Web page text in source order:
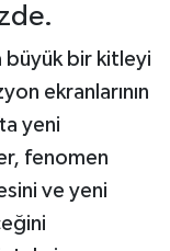
büyük bir kitleyi
ekranlarının
yeni
fenomen
ve yeni